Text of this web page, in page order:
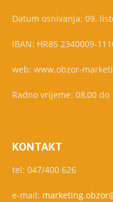
Datum osnivanja: 09.
IBAN: HR85 2340009-
web: www.obzor-
Radno vrijeme: 08,00 do
KONTAKT
tel: 047/400 626
e-mail: